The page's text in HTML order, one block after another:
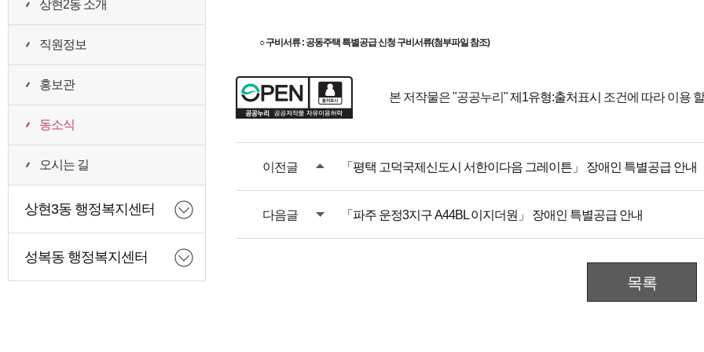
상현2동 소개
직원정보
홍보관
동소식
오시는 길
상현3동 행정복지센터
성복동 행정복지센터
○ 구비서류 : 공동주택 특별공급 신청 구비서류(첨부파일 참조)
본 저작물은 "공공누리"제1유형:출처표시 조건에 따라 이용
이전글 「평택 고덕국제신도시 서한이다음 그레이튼」 장애인 특별공급 안내
다음글 「파주 운정3지구 A44BL 이지더원」 장애인 특별공급 안내
목록